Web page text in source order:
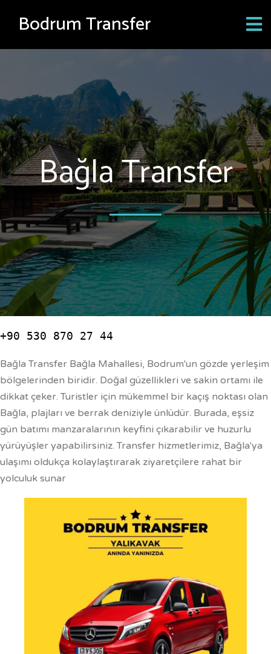
Bodrum Transfer
Bağla Transfer
Bağla Transfer Bağla Mahallesi, Bodrum'un gözde yerleşim
bölgelerinden biridir. Doğal güzellikleri ve sakin ortamı ile
dikkat çeker. Turistler için mükemmel bir kaçış noktası olan
Bağla, plajları ve berrak deniziyle ünlüdür. Burada, eşsiz
gün batımı manzaralarının keyfini çıkarabilir ve huzurlu
yürüyüşler yapabilirsiniz. Transfer hizmetlerimiz, Bağla'ya
ulaşımı oldukça kolaylaştırarak ziyaretçilere rahat bir
yolculuk sunar